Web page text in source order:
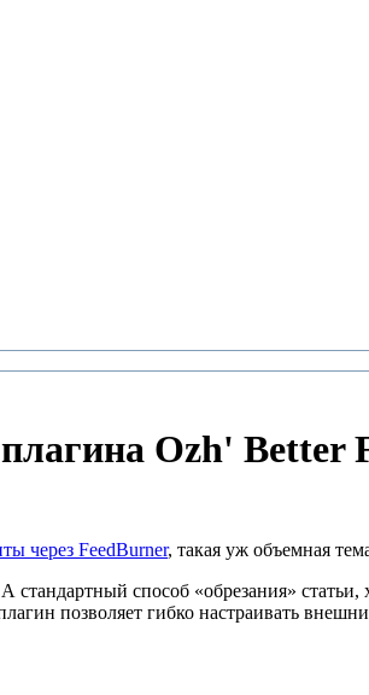
Ozh' Better
через FeedBurner, такая уж объемная
способ «обрезания» статьи,
позволяет гибко настраивать